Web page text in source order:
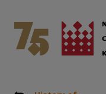
About
National Centre for